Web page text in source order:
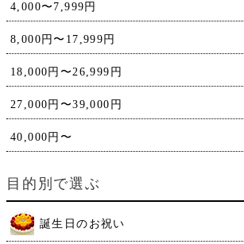
4,000〜7,999円
8,000円〜17,999円
18,000円〜26,999円
27,000円〜39,000円
40,000円〜
目的別で選ぶ
誕生日のお祝い